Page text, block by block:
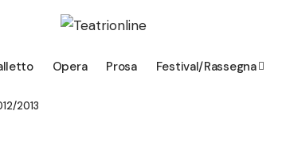
Opera Prosa Festival/Rassegna
2013